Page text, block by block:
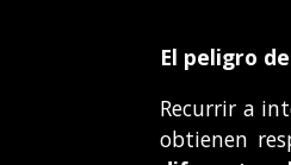
El peligro
Recurrir a
obtienen